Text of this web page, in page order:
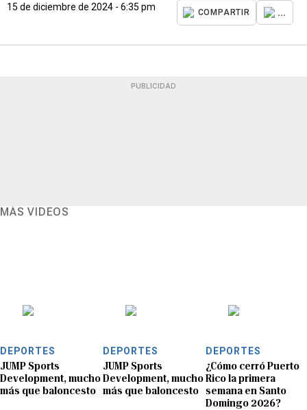
15 de diciembre de 2024 - 6:35 pm
COMPARTIR ...
PUBLICIDAD
MÁS VIDEOS
DEPORTES
JUMP Sports
Development, mucho
más que baloncesto
DEPORTES
JUMP Sports
Development, mucho
más que baloncesto
DEPORTES
¿Cómo cerró Puerto
Rico la primera
semana en Santo
Domingo 2026?